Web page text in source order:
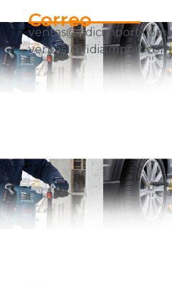
Correo
ventas@fidicimport.com
ventas1@fidiaimport.com